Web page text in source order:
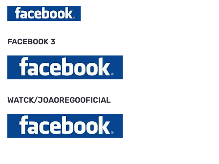
FACEBOOK 3
WATCK/JOAOREGOOFICIAL